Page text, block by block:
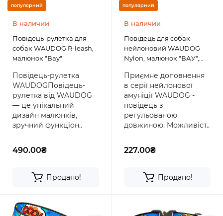
популярний
В наличии
Повідець-рулетка для
собак WAUDOG R-leash,
малюнок "Вау"
Повідець-рулетка
WAUDOGПовідець-
рулетка від WAUDOG
— це унікальний
дизайн малюнків,
зручний функціон..
490.00₴
Продано!
популярний
В наличии
Повідець для собак
нейлоновий WAUDOG
Nylon, малюнок "ВАУ",
Приємне доповнення
в серії нейлонової
амуніції WAUDOG -
повідець з
регульованою
довжиною. Можливіст..
227.00₴
Продано!